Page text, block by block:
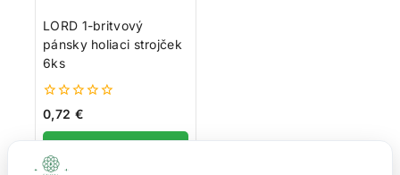
LORD 1-britvový
pánsky holiaci strojček
6ks
0
z
5
0,72 €